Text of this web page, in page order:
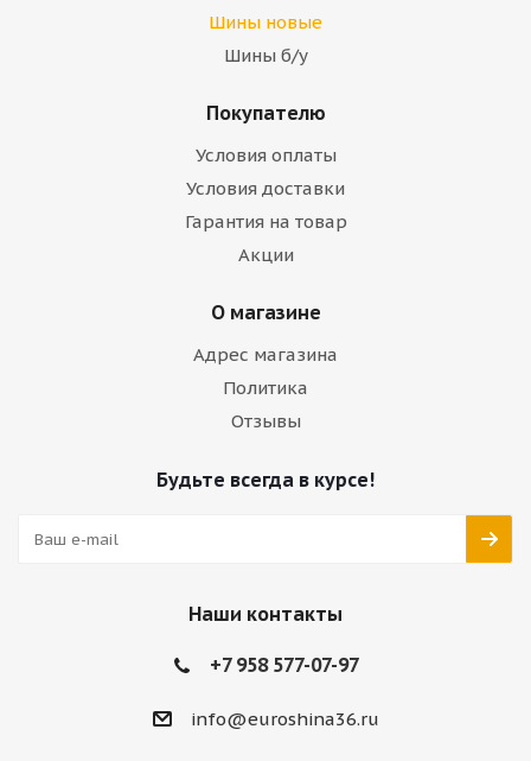
Шины новые
Шины б/у
Покупателю
Условия оплаты
Условия доставки
Гарантия на товар
Акции
О магазине
Адрес магазина
Политика
Отзывы
Будьте всегда в курсе!
Наши контакты
+7 958 577-07-97
info@euroshina36.ru